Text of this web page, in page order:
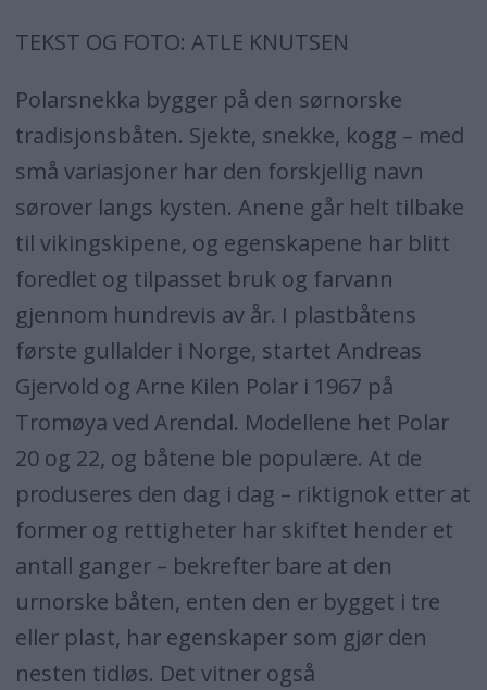
TEKST OG FOTO: ATLE KNUTSEN
Polarsnekka bygger på den sørnorske
tradisjonsbåten. Sjekte, snekke, kogg – med
små variasjoner har den forskjellig navn
sørover langs kysten. Anene går helt tilbake
til vikingskipene, og egenskapene har blitt
foredlet og tilpasset bruk og farvann
gjennom hundrevis av år. I plastbåtens
første gullalder i Norge, startet Andreas
Gjervold og Arne Kilen Polar i 1967 på
Tromøya ved Arendal. Modellene het Polar
20 og 22, og båtene ble populære. At de
produseres den dag i dag – riktignok etter at
former og rettigheter har skiftet hender et
antall ganger – bekrefter bare at den
urnorske båten, enten den er bygget i tre
eller plast, har egenskaper som gjør den
nesten tidløs. Det vitner også